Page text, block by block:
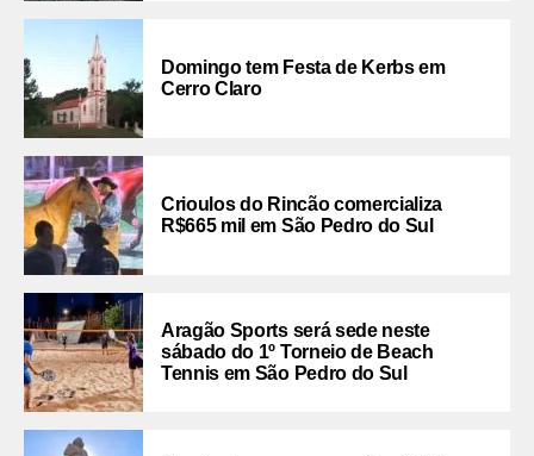
Domingo tem Festa de Kerbs em
Cerro Claro
Crioulos do Rincão comercializa
R$665 mil em São Pedro do Sul
Aragão Sports será sede neste
sábado do 1º Torneio de Beach
Tennis em São Pedro do Sul